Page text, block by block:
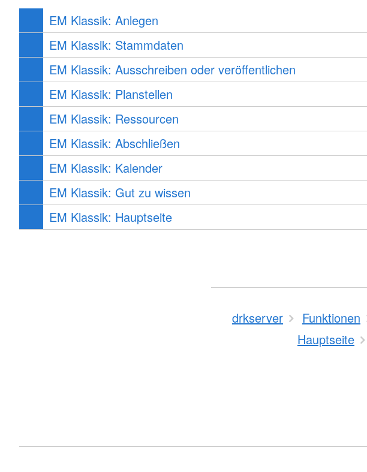
EM Klassik: Anlegen
EM Klassik: Stammdaten
EM Klassik: Ausschreiben oder veröffentlichen
EM Klassik: Planstellen
EM Klassik: Ressourcen
EM Klassik: Abschließen
EM Klassik: Kalender
EM Klassik: Gut zu wissen
EM Klassik: Hauptseite
drkserver Funktionen
Hauptseite